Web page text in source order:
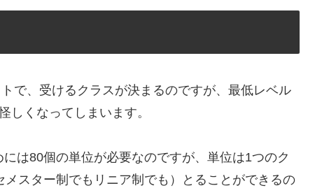
で、受けるクラスが決まるのですが、最低レベル
しくなってしまいます。
は80個の単位が必要なのですが、単位は1つのク
スター制でもリニア制でも）とることができるの